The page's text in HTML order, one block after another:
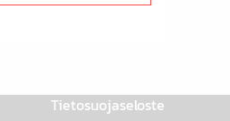
Tietosuojaseloste